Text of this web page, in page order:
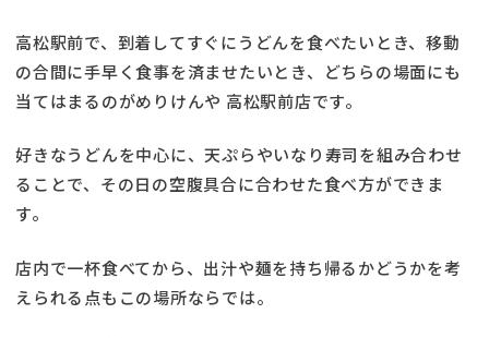
高松駅前で、到着してすぐにうどんを食べたいとき、移動
の合間に手早く食事を済ませたいとき、どちらの場面にも
当てはまるのがめりけんや 高松駅前店です。
好きなうどんを中心に、天ぷらやいなり寿司を組み合わせ
ることで、その日の空腹具合に合わせた食べ方ができま
す。
店内で一杯食べてから、出汁や麺を持ち帰るかどうかを考
えられる点もこの場所ならでは。